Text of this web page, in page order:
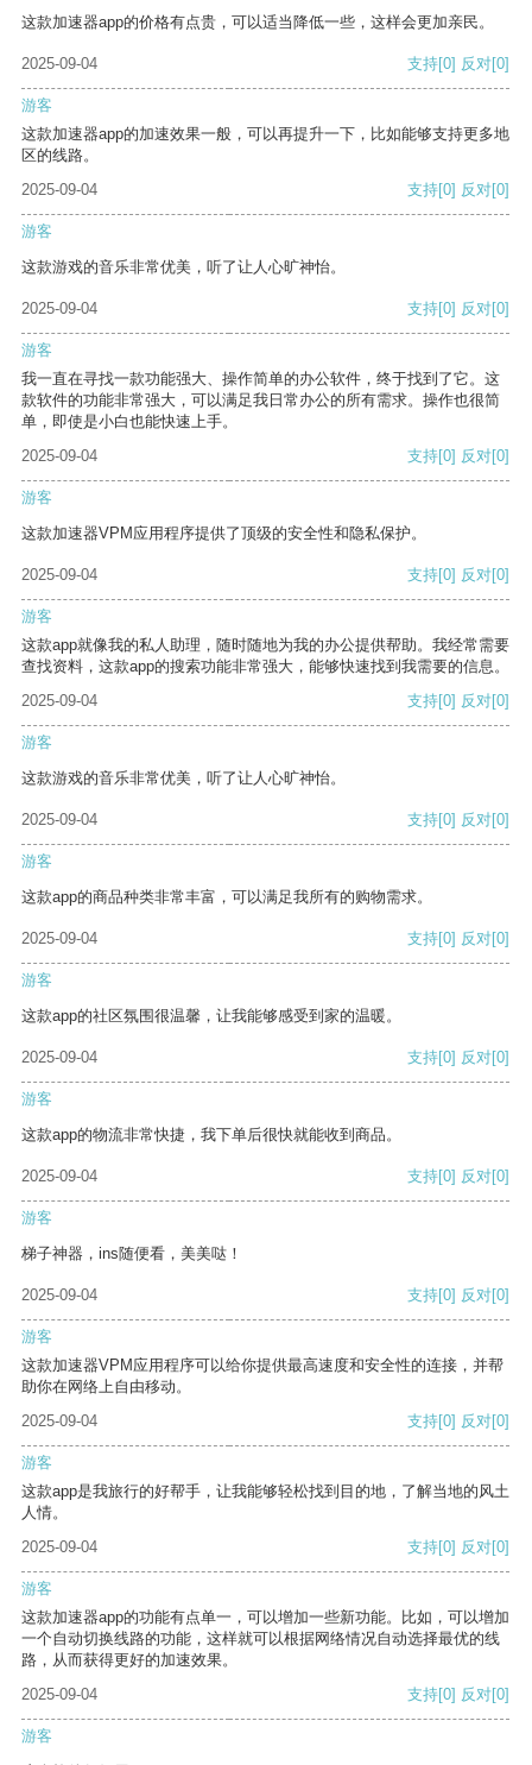
这款加速器app的价格有点贵，可以适当降低一些，这样会更加亲民。
2025-09-04 支持[0] 反对[0]
游客
这款加速器app的加速效果一般，可以再提升一下，比如能够支持更多地
区的线路。
2025-09-04
支持[0] 反对[0]
游客
这款游戏的音乐非常优美，听了让人心旷神怡。
2025-09-04 支持[0] 反对[0]
游客
我一直在寻找一款功能强大、操作简单的办公软件，终于找到了它。这
款软件的功能非常强大，可以满足我日常办公的所有需求。操作也很简
单，即使是小白也能快速上手。
2025-09-04
支持[0] 反对[0]
游客
这款加速器VPM应用程序提供了顶级的安全性和隐私保护。
2025-09-04 支持[0] 反对[0]
游客
这款app就像我的私人助理，随时随地为我的办公提供帮助。我经常需要
查找资料，这款app的搜索功能非常强大，能够快速找到我需要的信息。
2025-09-04
支持[0] 反对[0]
游客
这款游戏的音乐非常优美，听了让人心旷神怡。
2025-09-04 支持[0] 反对[0]
游客
这款app的商品种类非常丰富，可以满足我所有的购物需求。
2025-09-04 支持[0] 反对[0]
游客
这款app的社区氛围很温馨，让我能够感受到家的温暖。
2025-09-04 支持[0] 反对[0]
游客
这款app的物流非常快捷，我下单后很快就能收到商品。
2025-09-04 支持[0] 反对[0]
游客
梯子神器，ins随便看，美美哒！
2025-09-04 支持[0] 反对[0]
游客
这款加速器VPM应用程序可以给你提供最高速度和安全性的连接，并帮
助你在网络上自由移动。
2025-09-04
支持[0] 反对[0]
游客
这款app是我旅行的好帮手，让我能够轻松找到目的地，了解当地的风土
人情。
2025-09-04
支持[0] 反对[0]
游客
这款加速器app的功能有点单一，可以增加一些新功能。比如，可以增加
一个自动切换线路的功能，这样就可以根据网络情况自动选择最优的线
路，从而获得更好的加速效果。
2025-09-04
支持[0] 反对[0]
游客